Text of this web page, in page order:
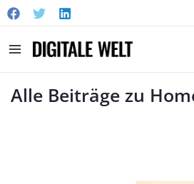
Main
Alle Beiträge zu